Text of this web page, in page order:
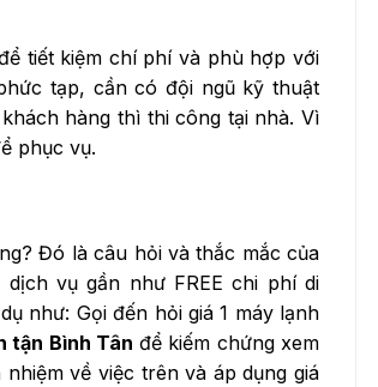
tiết kiệm chí phí và phù hợp với
tạp, cần có đội ngũ kỹ thuật
hàng thì thi công tại nhà. Vì
phục vụ.
Đó là câu hỏi và thắc mắc của
vụ gần như FREE chi phí di
như: Gọi đến hỏi giá 1 máy lạnh
tận Bình Tân để kiếm chứng xem
về việc trên và áp dụng giá